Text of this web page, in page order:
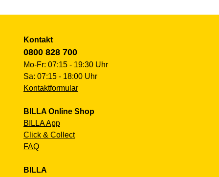
Kontakt
0800 828 700
Mo-Fr: 07:15 - 19:30 Uhr
Sa: 07:15 - 18:00 Uhr
Kontaktformular
BILLA Online Shop
BILLA App
Click & Collect
FAQ
BILLA